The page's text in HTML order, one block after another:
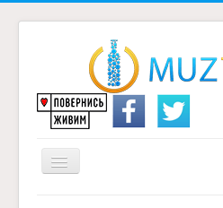
Перемикач
навігації